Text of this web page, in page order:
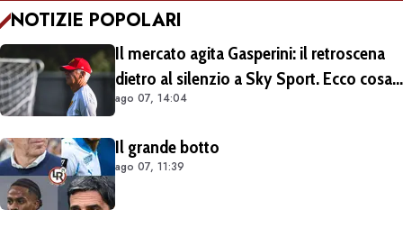
NOTIZIE POPOLARI
Il mercato agita Gasperini: il retroscena
dietro al silenzio a Sky Sport. Ecco cosa
è emerso dal meeting con la proprietà
ago 07, 14:04
Il grande botto
ago 07, 11:39